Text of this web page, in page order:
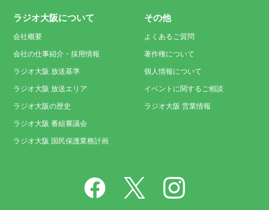
ラジオ大阪について
会社概要
会社の仕事紹介・採用情報
ラジオ大阪 放送基準
ラジオ大阪 放送エリア
ラジオ大阪の歴史
ラジオ大阪 番組審議会
ラジオ大阪 国民保護業務計画
その他
よくあるご質問
著作権について
個人情報について
イベントに関するご相談
ラジオ大阪 営業情報